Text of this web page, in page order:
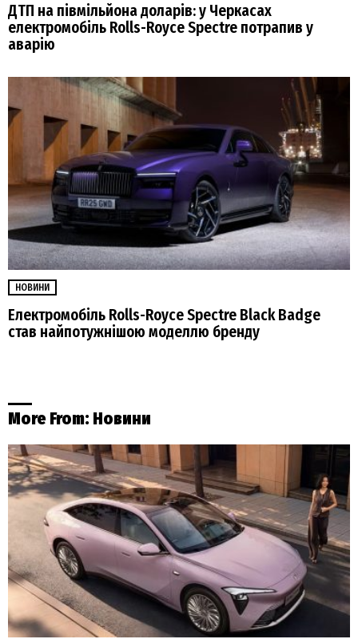
ДТП на півмільйона доларів: у Черкасах
електромобіль Rolls-Royce Spectre потрапив у
аварію
НОВИНИ
Електромобіль Rolls-Royce Spectre Black Badge
став найпотужнішою моделлю бренду
More From: Новини